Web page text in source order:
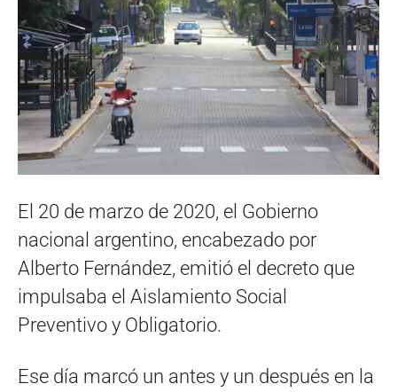
El 20 de marzo de 2020, el Gobierno
nacional argentino, encabezado por
Alberto Fernández, emitió el decreto que
impulsaba el Aislamiento Social
Preventivo y Obligatorio.
Ese día marcó un antes y un después en la